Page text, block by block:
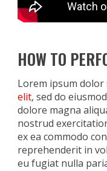
HOW TO
Lorem ipsum
elit, sed do
dolore magna
nostrud
ex ea commodo
reprehenderit in
eu fugiat nulla